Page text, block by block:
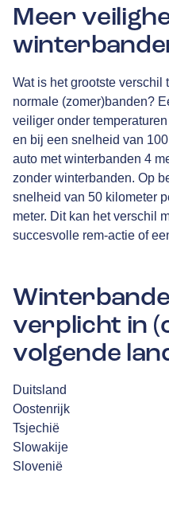
Meer
Wat is het grootste verschil
normale (zomer)banden?
veiliger onder
en bij een snelheid van
auto met winterbanden 4
zonder winterbanden. Op
snelheid van 50 kilometer
meter. Dit kan het verschil
succesvolle rem-actie of
verplicht in
volgende
Duitsland
Oostenrijk
Tsjechië
Slowakije
Slovenië